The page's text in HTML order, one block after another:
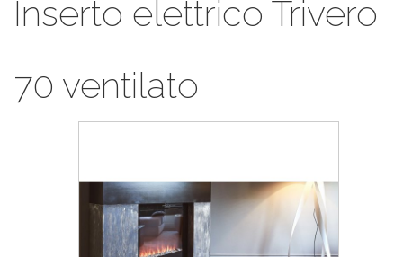
Inserto elettrico Trivero
70 ventilato